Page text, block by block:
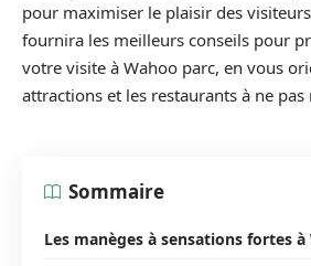
pour maximiser le plaisir des
fournira les meilleurs conseils pour
votre visite à Wahoo parc, en vous
attractions et les restaurants à ne pas
Sommaire
Les manèges à sensations fortes